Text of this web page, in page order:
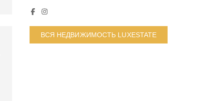
ВСЯ НЕДВИЖИМОСТЬ LUXESTATE